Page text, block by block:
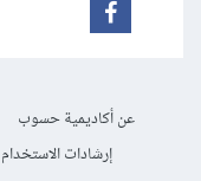
عن أكاديمية حسوب
إرشادات الاستخدام